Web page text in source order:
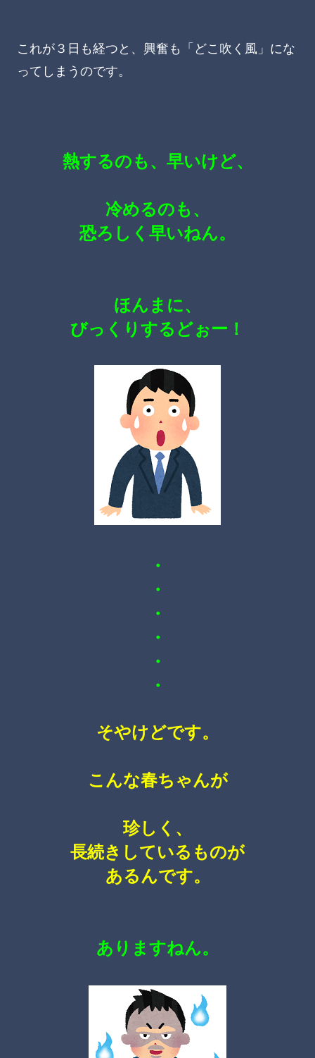
これが３日も経つと、興奮も「どこ吹く風」にな
ってしまうのです。
熱するのも、早いけど、
冷めるのも、
恐ろしく早いねん。
ほんまに、
びっくりするどぉー！
・
・
・
・
・
・
そやけどです。
こんな春ちゃんが
珍しく、
長続きしているものが
あるんです。
ありますねん。